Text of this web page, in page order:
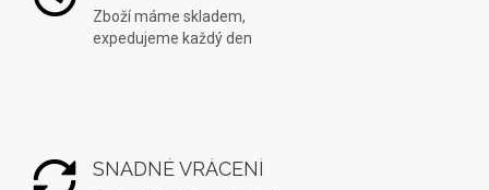
Zboží máme skladem,
expedujeme každý den
SNADNÉ VRÁCENÍ